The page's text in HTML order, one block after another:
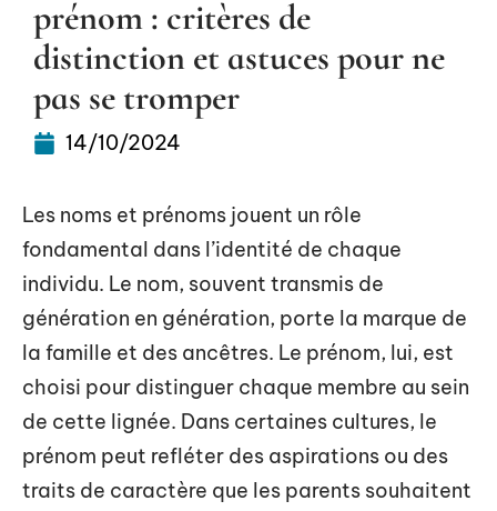
prénom : critères de
distinction et astuces pour ne
pas se tromper
14/10/2024
Les noms et prénoms jouent un rôle
fondamental dans l’identité de chaque
individu. Le nom, souvent transmis de
génération en génération, porte la marque de
la famille et des ancêtres. Le prénom, lui, est
choisi pour distinguer chaque membre au sein
de cette lignée. Dans certaines cultures, le
prénom peut refléter des aspirations ou des
traits de caractère que les parents souhaitent